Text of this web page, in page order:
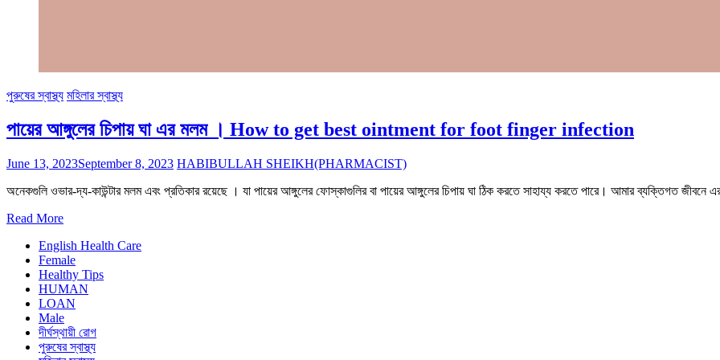
পুরুষের স্বাস্থ্য মহিলার স্বাস্থ্য
পায়ের আঙ্গুলের চিপায় ঘা এর মলম । How to get best ointment for foot finger infection
June 13, 2023September 8, 2023 HABIBULLAH SHEIKH(PHARMACIST)
অনেকগুলি ওভার-দ্য-কাউন্টার মলম এবং প্রতিকার রয়েছে । যা পায়ের আঙ্গুলের ফোস্কাগুলির বা পায়ের আঙ্গুলের চিপায় ঘা ঠিক করতে সাহায্য করতে পারে। আমার ব্যক্তিগত জীবনে
Read More
English Health Care
Female
Healthy Tips
HUMAN
LOAN
Male
দীর্ঘস্থায়ী রোগ
পুরুষের স্বাস্থ্য